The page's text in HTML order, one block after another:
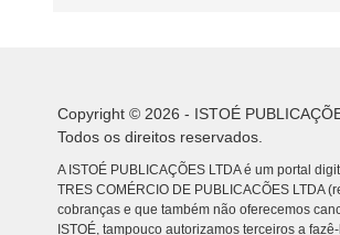
Copyright © 2026 - ISTOÉ
Todos os direitos reservados.
A ISTOÉ PUBLICAÇÕES LTDA é um portal
TRES COMÉRCIO DE PUBLICACÕES LTDA
cobranças e que também não oferecemos
ISTOÉ, tampouco autorizamos terceiros a